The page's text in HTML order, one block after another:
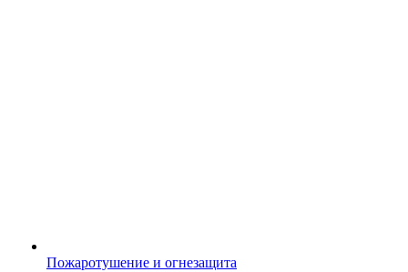
Пожаротушение и огнезащита